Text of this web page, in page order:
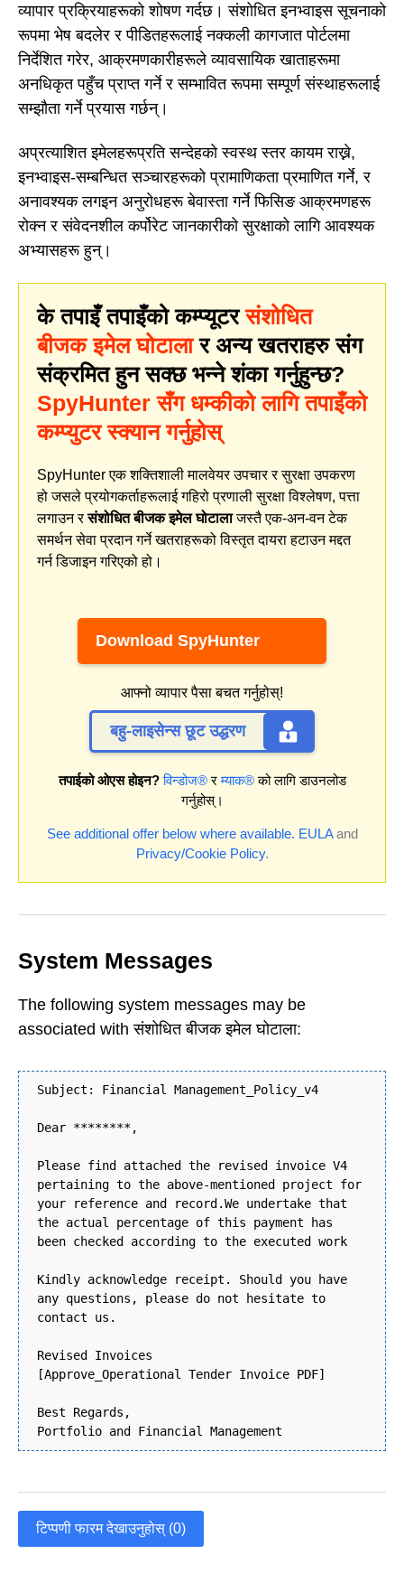
व्यापार प्रक्रियाहरूको शोषण गर्दछ। संशोधित इनभ्वाइस सूचनाको
रूपमा भेष बदलेर र पीडितहरूलाई नक्कली कागजात पोर्टलमा
निर्देशित गरेर, आक्रमणकारीहरूले व्यावसायिक खाताहरूमा
अनधिकृत पहुँच प्राप्त गर्ने र सम्भावित रूपमा सम्पूर्ण संस्थाहरूलाई
सम्झौता गर्ने प्रयास गर्छन्।
अप्रत्याशित इमेलहरूप्रति सन्देहको स्वस्थ स्तर कायम राख्ने,
इनभ्वाइस-सम्बन्धित सञ्चारहरूको प्रामाणिकता प्रमाणित गर्ने, र
अनावश्यक लगइन अनुरोधहरू बेवास्ता गर्ने फिसिङ आक्रमणहरू
रोक्न र संवेदनशील कर्पोरेट जानकारीको सुरक्षाको लागि आवश्यक
अभ्यासहरू हुन्।
के तपाइँ तपाइँको कम्प्यूटरसंशोधित
बीजक इमेल घोटालार अन्य खतराहरु संग
संक्रमित हुन सक्छ भन्ने शंका गर्नुहुन्छ?
SpyHunter सँग धम्कीको लागि तपाइँको
कम्प्युटर स्क्यान गर्नुहोस्
SpyHunter एक शक्तिशाली मालवेयर उपचार र सुरक्षा उपकरण
हो जसले प्रयोगकर्ताहरूलाई गहिरो प्रणाली सुरक्षा विश्लेषण, पत्ता
लगाउन रसंशोधित बीजक इमेल घोटालाजस्तै एक-अन-वन टेक
समर्थन सेवा प्रदान गर्ने खतराहरूको विस्तृत दायरा हटाउन मद्दत
गर्न डिजाइन गरिएको हो।
Download SpyHunter
आफ्नो व्यापार पैसा बचत गर्नुहोस्!
बहु-लाइसेन्स छूट उद्धरण
तपाईको ओएस होइन? विन्डोज®रम्याक®को लागि डाउनलोड
गर्नुहोस्।
See additional offer below where available. EULAand
Privacy/Cookie Policy.
System Messages
The following system messages may be
associated with संशोधित बीजक इमेल घोटाला:
Subject: Financial Management_Policy_v4
Dear ********,
Please find attached the revised invoice V4
pertaining to the above-mentioned project for
your reference and record.We undertake that
the actual percentage of this payment has
been checked according to the executed work
Kindly acknowledge receipt. Should you have
any questions, please do not hesitate to
contact us.
Revised Invoices
[Approve_Operational Tender Invoice PDF]
Best Regards,
Portfolio and Financial Management
टिप्पणी फारम देखाउनुहोस् (0)